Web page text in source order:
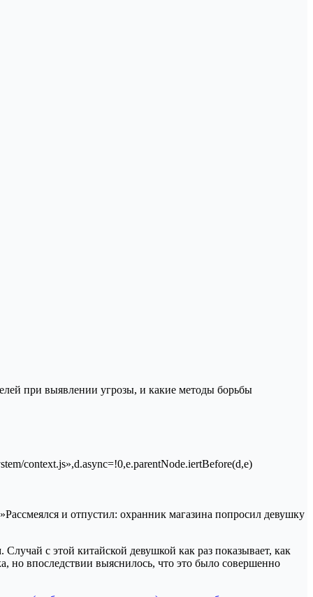
при выявлении угрозы, и какие методы борьбы
context.js»,d.async=!0,e.parentNode.iertBefore(d,e)
и отпустил: охранник магазина попросил девушку
с этой китайской девушкой как раз показывает, как
но впоследствии выяснилось, что это было совершенно